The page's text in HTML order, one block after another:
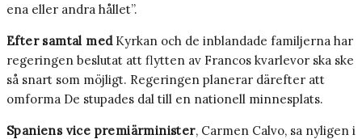
ena eller andra hållet”.
Efter samtal medKyrkan och de inblandade familjerna har
regeringen beslutat att flytten av Francos kvarlevor ska ske
så snart som möjligt. Regeringen planerar därefter att
omforma De stupades dal till en nationell minnesplats.
Spaniens vice premiärminister, Carmen Calvo, sa nyligen i